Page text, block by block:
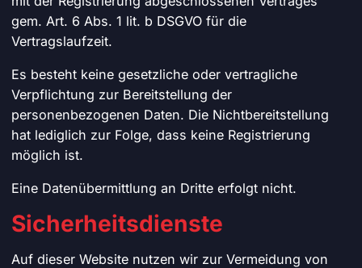
gem. Art. 6 Abs. 1 lit. b DSGVO für die
Vertragslaufzeit.
Es besteht keine gesetzliche oder vertragliche
Verpflichtung zur Bereitstellung der
personenbezogenen Daten. Die Nichtbereitstellung
hat lediglich zur Folge, dass keine Registrierung
möglich ist.
Eine Datenübermittlung an Dritte erfolgt nicht.
Sicherheitsdienste
Auf dieser Website nutzen wir zur Vermeidung von